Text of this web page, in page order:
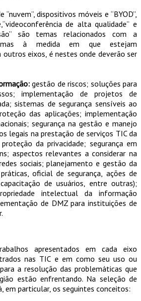
“nuvem”, dispositivos móveis e “BYOD”,
de alta qualidade” e
são temas relacionados com a
mas à medida em que estejam
outros eixos, é nestes onde deverão ser
gestão de riscos; soluções para
implementação de projetos de
sistemas de segurança sensíveis ao
das aplicações; implementação
segurança na gestão e manejo
legais na prestação de serviços TIC da
da privacidade; segurança em
aspectos relevantes a considerar na
sociais; planejamento e gestão da
oficial de segurança, ações de
de usuários, entre outras);
intelectual da informação
de DMZ para instituições de
apresentados em cada eixo
nas TIC e em como seu uso ou
a resolução das problemáticas que
estão enfrentando. Na seleção de
em particular, os seguintes conceitos: